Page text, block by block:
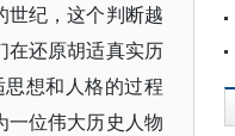
世纪，这个判断越
在还原胡适真实历
想和人格的过程
一位伟大历史人物